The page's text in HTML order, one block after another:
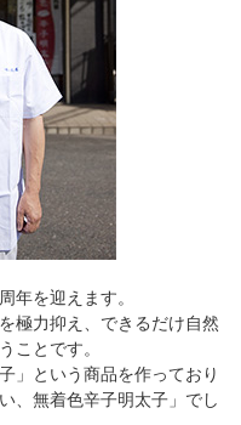
年を迎えます。
極力抑え、できるだけ自然
ことです。
」という商品を作っており
、無着色辛子明太子」でし